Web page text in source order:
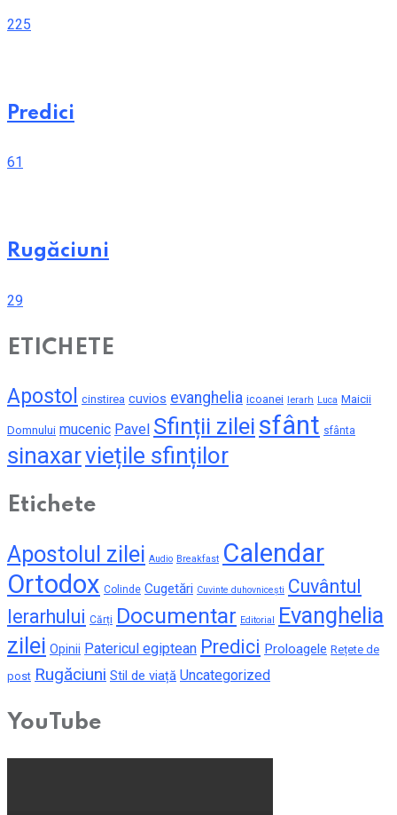
225
Predici
61
Rugăciuni
29
ETICHETE
Apostol cinstirea cuvios evanghelia icoanei Ierarh Luca Maicii
Domnului mucenic Pavel Sfinții zilei sfânt sfânta
sinaxarviețile sfinților
Etichete
Apostolul zilei Audio Breakfast Calendar
Ortodox Colinde Cugetări Cuvinte duhovnicești Cuvântul
Ierarhului Cărți Documentar Editorial Evanghelia
zilei Opinii Patericul egiptean Predici Proloagele Rețete de
post Rugăciuni Stil de viață Uncategorized
YouTube